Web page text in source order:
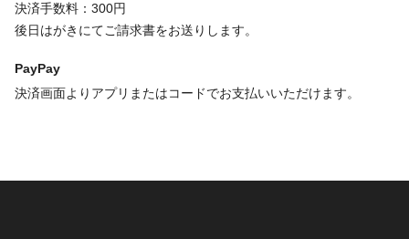
決済手数料：300円
後日はがきにてご請求書をお送りします。
PayPay
決済画面よりアプリまたはコードでお支払いいただけます。